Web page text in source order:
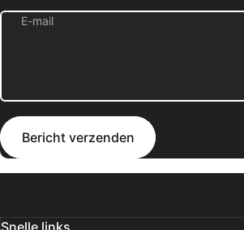
E-mail
Bericht verzenden
Bericht verzenden
Snelle links